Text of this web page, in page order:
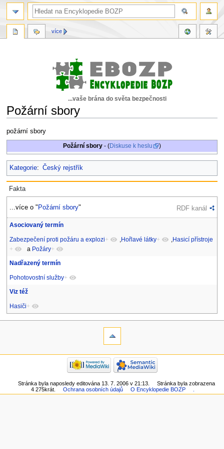
...vaše brána do světa bezpečnosti
Požární sbory
Skočit
na
Skočit
na
požární sbory
Požární sbory - (Diskuse k heslu )
Kategorie: Český rejstřík
Fakta
...více o " Požární sbory" RDF kanál
Asociovaný termín
Zabezpečení proti požáru a explozi+ Hořlavé látky+
Hasicí přístroje
+
a Požáry+
Nadřazený termín
Pohotovostní služby+
Viz též
Hasiči+
více
Stránka byla naposledy editována 13. 7. 2006 v 21:13.
Stránka byla zobrazena
4 275krát.
Ochrana osobních údajů O Encyklopedie BOZP